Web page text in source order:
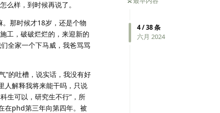
4/38条
六月 2024
样，到时候再说了。
那时候才18岁，还是个物
工，破破烂烂的，来迎新的
全家一个下马威，我爸骂骂
”的吐槽，说实话，我没有好
人解释我将来能干吗，只说
生可以，研究生不行”，所
在phd第三年向第四年。被